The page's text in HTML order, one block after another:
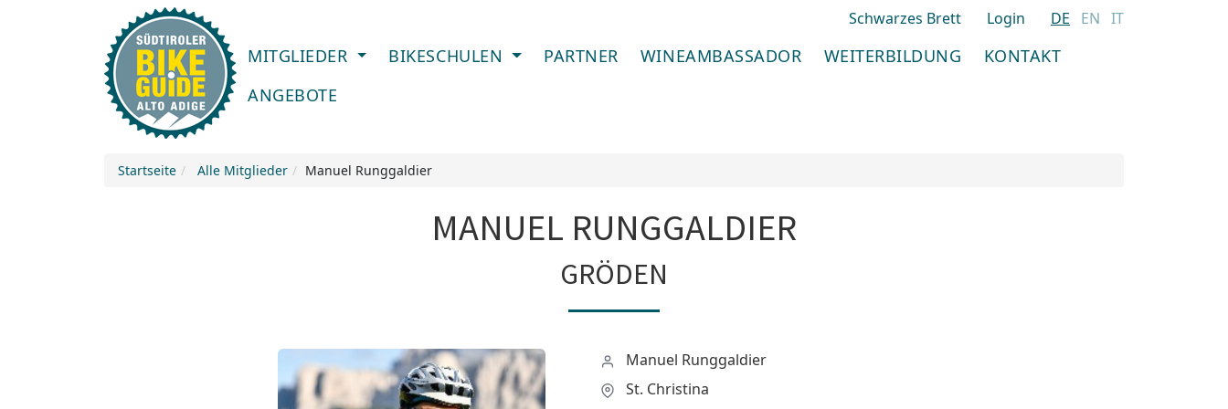
Schwarzes Brett Login DE EN IT
MITGLIEDER BIKESCHULEN PARTNER WINEAMBASSADOR WEITERBILDUNG
KONTAKT
ANGEBOTE
Startseite Alle Mitglieder Manuel Runggaldier
MANUEL RUNGGALDIER
GRÖDEN
Manuel Runggaldier
St. Christina